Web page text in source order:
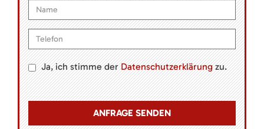
Ja, ich stimme derDatenschutzerklärungzu.